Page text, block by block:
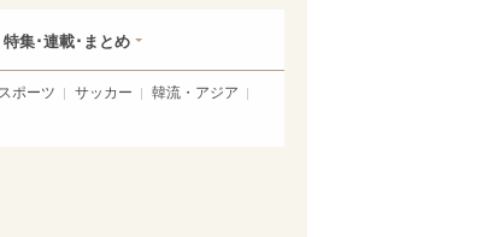
特集･連載･まとめ
スポーツ サッカー
韓流・アジア